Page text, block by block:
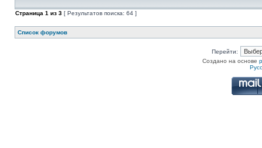
Страница 1 из 3 [ Результатов поиска: 64 ]
Список форумов
Перейти:
Создано на основе